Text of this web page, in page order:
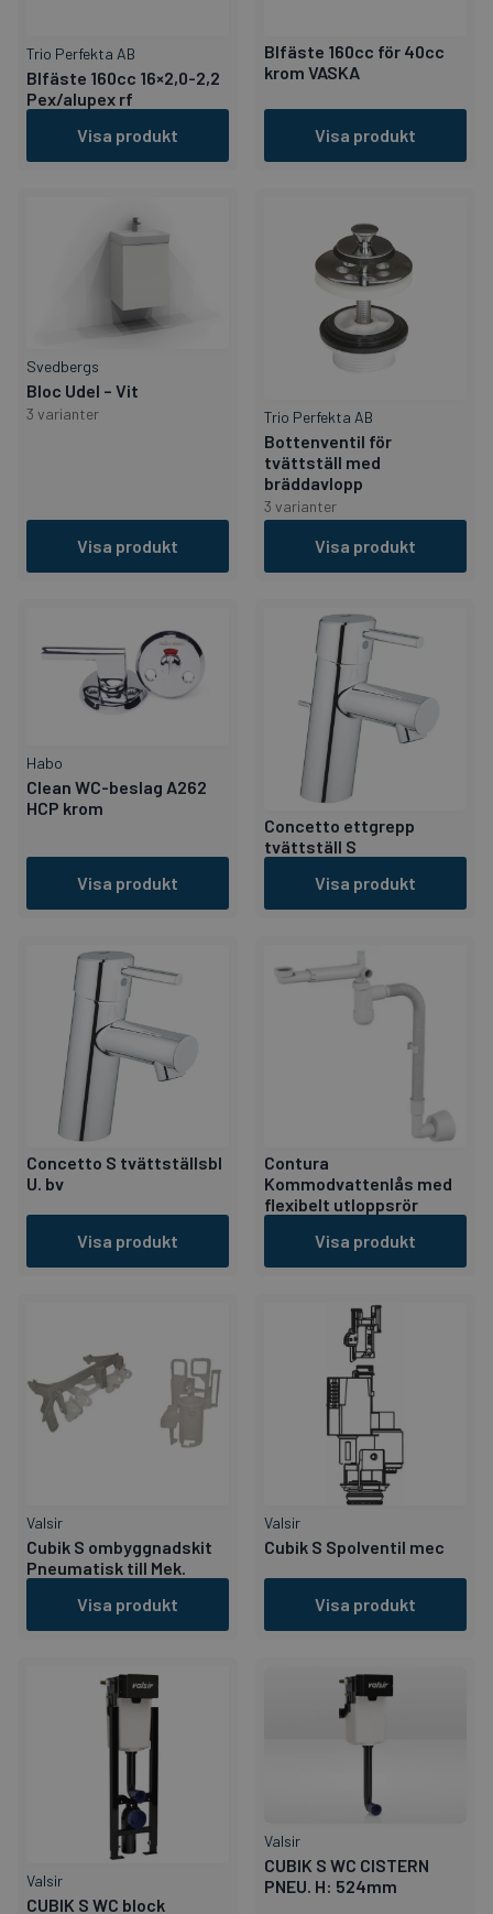
Trio Perfekta AB
Blfäste 160cc 16×2,0-2,2
Pex/alupex rf
Visa produkt
Blfäste 160cc för 40cc
krom VASKA
Visa produkt
Svedbergs
Bloc Udel – Vit
3 varianter
Visa produkt
Trio Perfekta AB
Bottenventil för
tvättställ med
bräddavlopp
3 varianter
Visa produkt
Habo
Clean WC-beslag A262
HCP krom
Visa produkt
Concetto ettgrepp
tvättställ S
Visa produkt
Concetto S tvättställsbl
U. bv
Visa produkt
Contura
Kommodvattenlås med
flexibelt utloppsrör
Visa produkt
Valsir
Cubik S ombyggnadskit
Pneumatisk till Mek.
Visa produkt
Valsir
Cubik S Spolventil mec
Visa produkt
Valsir
CUBIK S WC block
Valsir
CUBIK S WC CISTERN
PNEU. H: 524mm